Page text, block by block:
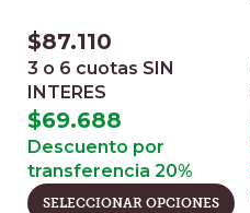
$87.110
3 o 6 cuotas SIN
INTERES
$69.688
Descuento por
transferencia 20%
SELECCIONAR OPCIONES